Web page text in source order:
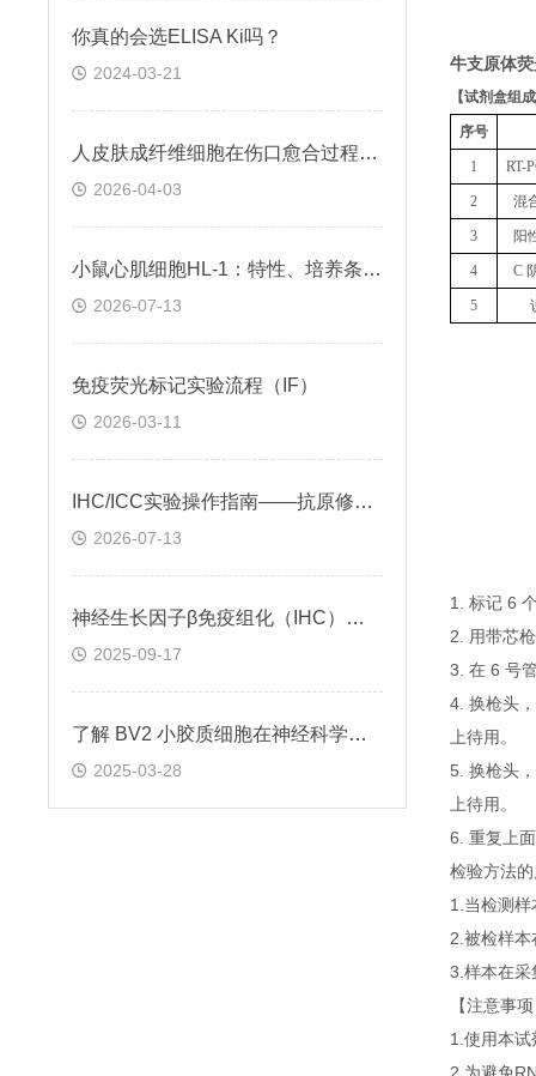
你真的会选ELISA Ki吗？
2024-03-21
人皮肤成纤维细胞在伤口愈合过程中的作用及调控方式
2026-04-03
小鼠心肌细胞HL-1：特性、培养条件与科研应用场景解析
2026-07-13
免疫荧光标记实验流程（IF）
2026-03-11
IHC/ICC实验操作指南——抗原修复技术
2026-07-13
神经生长因子β免疫组化（IHC）试剂盒实验操作步骤
2025-09-17
了解 BV2 小胶质细胞在神经科学研究中的重要性
2025-03-28
牛支原体
【试剂盒组成
序号
1 RT-
2 混
3 阳
4 C
5
1. 标记 6
2. 用带芯
3. 在 6 号
4. 换枪头
上待用。
5. 换枪头
上待用。
6. 重复上
检验方法
1.当检测
2.被检样
3.样本在采
【注意事
1.使用本